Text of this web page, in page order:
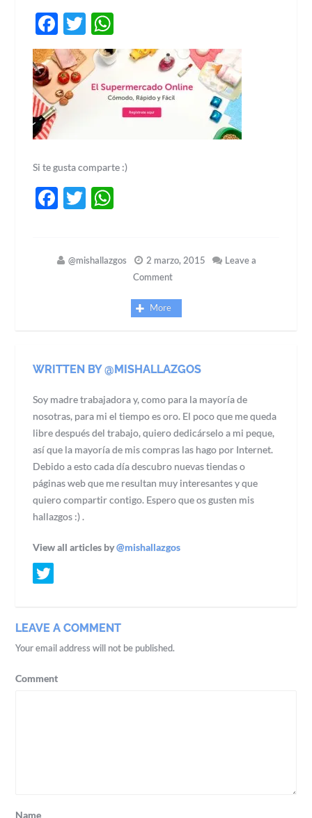
Facebook
Twitter
Si te gusta comparte :)
Facebook
Twitter
@mishallazgos 2 marzo, 2015
Leave a
Comment
More
WRITTEN BY @MISHALLAZGOS
Soy madre trabajadora y, como para la mayoría de
nosotras, para mi el tiempo es oro. El poco que me queda
libre después del trabajo, quiero dedicárselo a mi peque,
así que la mayoría de mis compras las hago por Internet.
Debido a esto cada día descubro nuevas tiendas o
páginas web que me resultan muy interesantes y que
quiero compartir contigo. Espero que os gusten mis
hallazgos :) .
View all articles by@mishallazgos
LEAVE A COMMENT
Your email address will not be published.
Comment
Name